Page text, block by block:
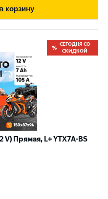
корзину
СЕГОДНЯ СО
СКИДКОЙ
V) Прямая, L+ YTX7A-BS